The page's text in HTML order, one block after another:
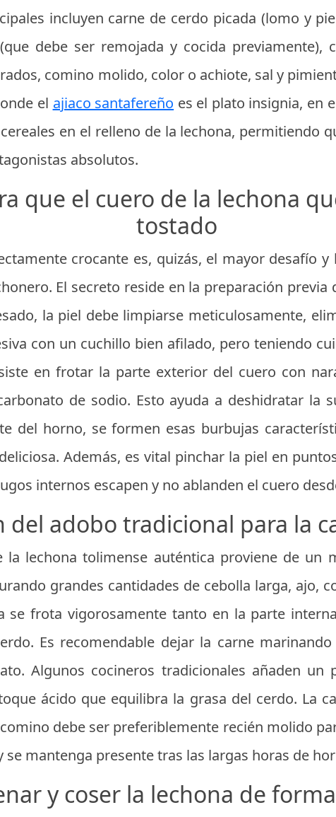
incluyen carne de cerdo picada (lomo y
debe ser remojada y cocida previamente),
comino molido, color o achiote, sal y
el ajiaco santafereño es el plato insignia, en
en el relleno de la lechona, permitiendo
absolutos.
que el cuero de la lechona
tostado
crocante es, quizás, el mayor desafío
El secreto reside en la preparación previa
la piel debe limpiarse meticulosamente,
con un cuchillo bien afilado, pero teniendo
en frotar la parte exterior del cuero con
de sodio. Esto ayuda a deshidratar la
del horno, se formen esas burbujas
Además, es vital pinchar la piel en
internos escapen y no ablanden el cuero
del adobo tradicional para la
la lechona tolimense auténtica proviene de un
grandes cantidades de cebolla larga, ajo,
se frota vigorosamente tanto en la parte
Es recomendable dejar la carne
Algunos cocineros tradicionales añaden un
ácido que equilibra la grasa del cerdo. La
debe ser preferiblemente recién molido
se mantenga presente tras las largas horas de
y coser la lechona de